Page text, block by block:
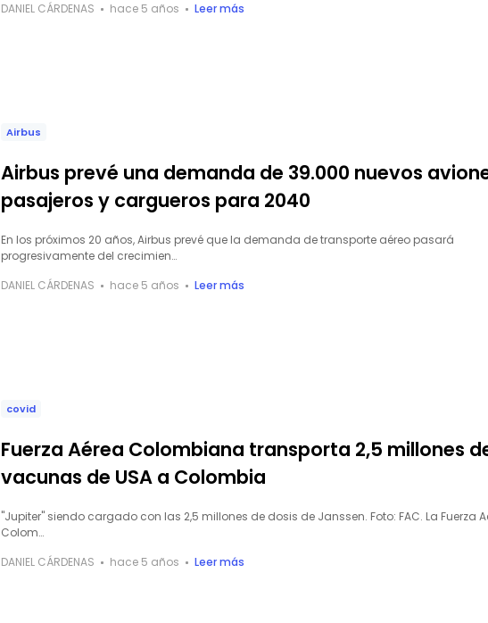
DANIEL CÁRDENAS
hace 5 años Leer más
Airbus
Airbus prevé una demanda de 39.000 nuevos
pasajeros y cargueros para 2040
En los próximos 20 años, Airbus prevé que la demanda de transporte aéreo pasará
progresivamente del crecimien…
DANIEL CÁRDENAS
hace 5 años Leer más
covid
Fuerza Aérea Colombiana transporta 2,5 millones
vacunas de USA a Colombia
"Jupiter" siendo cargado con las 2,5 millones de dosis de Janssen. Foto: FAC. La Fuerza
Colom…
DANIEL CÁRDENAS
hace 5 años Leer más